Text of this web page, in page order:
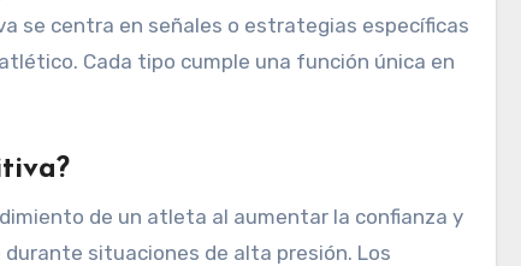
se centra en señales o estrategias específicas
Cada tipo cumple una función única en
de un atleta al aumentar la confianza y
situaciones de alta presión. Los